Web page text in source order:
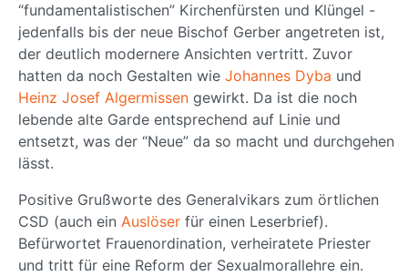
“fundamentalistischen” Kirchenfürsten und Klüngel -
jedenfalls bis der neue Bischof Gerber angetreten ist,
der deutlich modernere Ansichten vertritt. Zuvor
hatten da noch Gestalten wie Johannes Dyba und
Heinz Josef Algermissen gewirkt. Da ist die noch
lebende alte Garde entsprechend auf Linie und
entsetzt, was der “Neue” da so macht und durchgehen
lässt.
Positive Grußworte des Generalvikars zum örtlichen
CSD (auch ein Auslöser für einen Leserbrief).
Befürwortet Frauenordination, verheiratete Priester
und tritt für eine Reform der Sexualmorallehre ein.